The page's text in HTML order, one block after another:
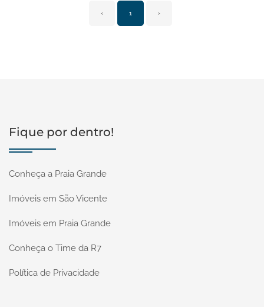
‹ 1 ›
Fique por dentro!
Conheça a Praia Grande
Imóveis em São Vicente
Imóveis em Praia Grande
Conheça o Time da R7
Política de Privacidade